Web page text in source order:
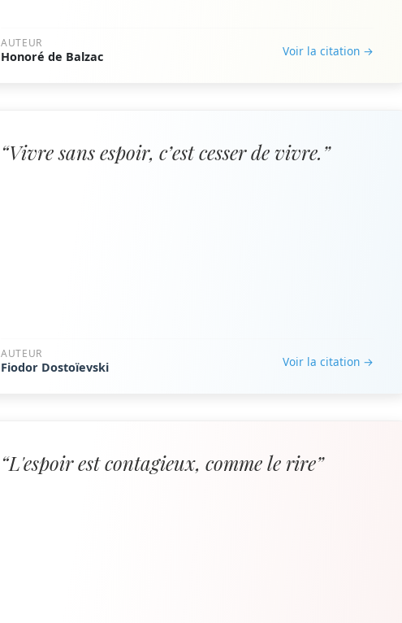
AUTEUR
Honoré de Balzac Voir la citation →
“Vivre sans espoir, c’est cesser de vivre.”
AUTEUR
Fiodor Dostoïevski Voir la citation →
“L'espoir est contagieux, comme le rire”